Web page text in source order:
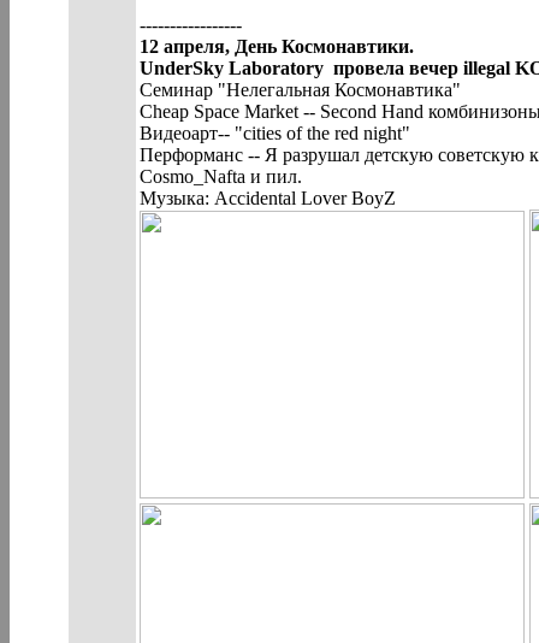
-----------------
12 апреля, День Космонавтики.
UnderSky Laboratory провела вечер illegal
Семинар "Нелегальная Космонавтика"
Cheap Space Market -- Second Hand
Видеоарт-- "cities of the red night"
Перформанс -- Я разрушал детскую советскую
Cosmo_Nafta и пил.
Музыка: Accidental Lover BoyZ